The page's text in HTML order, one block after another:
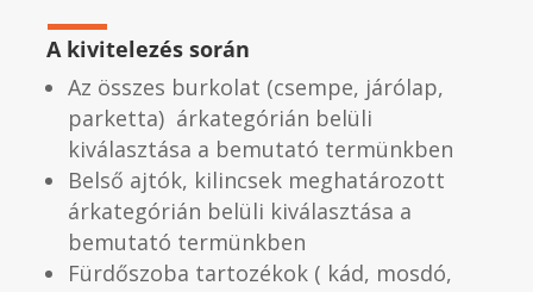
A kivitelezés során
Az összes burkolat (csempe, járólap,
parketta) árkategórián belüli
kiválasztása a bemutató termünkben
Belső ajtók, kilincsek meghatározott
árkategórián belüli kiválasztása a
bemutató termünkben
Fürdőszoba tartozékok ( kád, mosdó,